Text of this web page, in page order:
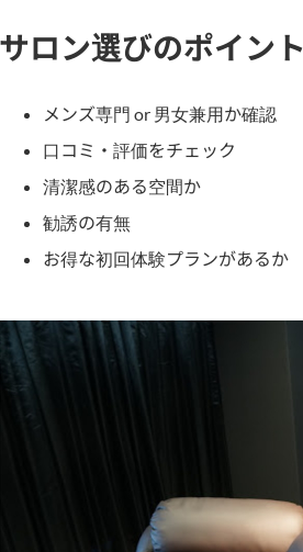
サロン選びのポイント
メンズ専門 or 男女兼用か確認
口コミ・評価をチェック
清潔感のある空間か
勧誘の有無
お得な初回体験プランがあるか